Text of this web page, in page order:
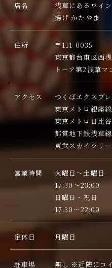
店名 浅草にあるワイ
揚げ かたやま
住所
〒111-0035
東京都台東区西
トーア第2浅草マ
アクセス
つくばエクスプ
東京メトロ銀座
東京メトロ日比
都営地下鉄浅草
東武スカイツリ
営業時間
火曜日～土曜日
17:30～23:00
日曜日・祝日
17:30〜22:00
定休日 月曜日
駐車場 無し ※近隣にコ